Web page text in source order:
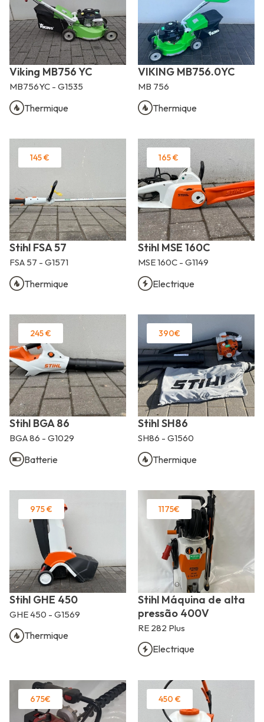
Viking MB756 YC
MB756YC - G1535
Thermique
VIKING MB756.0YC
MB 756
Thermique
145 €
Stihl FSA 57
FSA 57 - G1571
Thermique
165 €
Stihl MSE 160C
MSE 160C - G1149
Electrique
245 €
Stihl BGA 86
BGA 86 - G1029
Batterie
390€
Stihl SH86
SH86 - G1560
Thermique
975 €
Stihl GHE 450
GHE 450 - G1569
Thermique
1175€
Stihl Máquina de alta
pressão 400V
RE 282 Plus
Electrique
675€ 450 €